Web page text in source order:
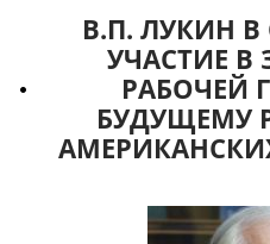
В.П. ЛУКИН
УЧАСТИЕ В
РАБОЧЕЙ
БУДУЩЕМУ